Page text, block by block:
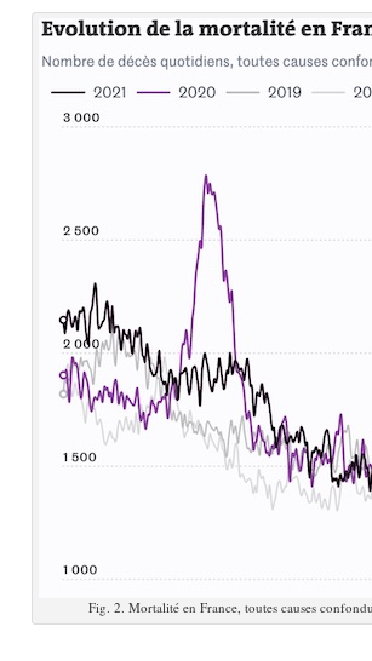
Fig. 2. Mortalité en France, toutes causes